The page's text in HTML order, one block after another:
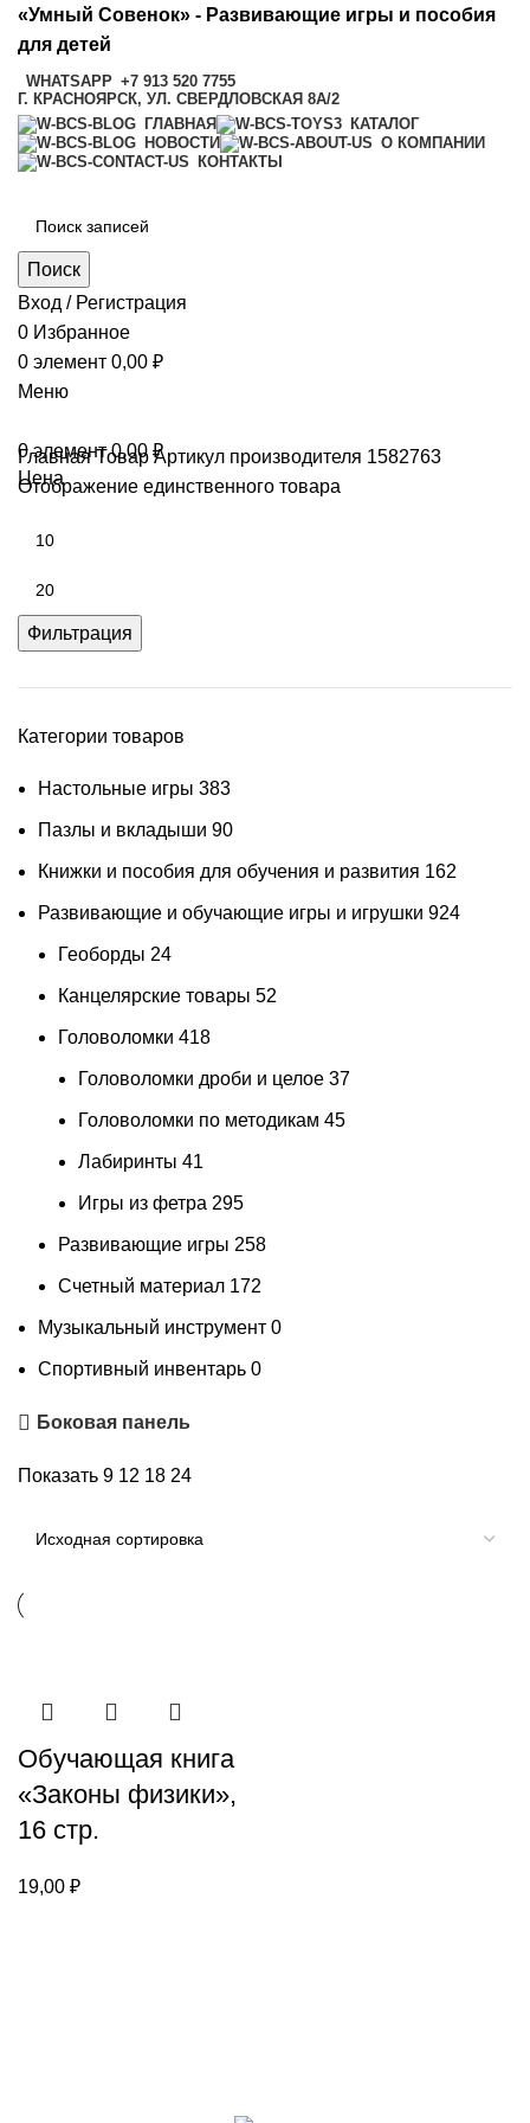
«Умный Совенок» - Развивающие игры и пособия
для детей
WHATSAPP +7 913 520 7755
Г. КРАСНОЯРСК, УЛ. СВЕРДЛОВСКАЯ 8А/2
ГЛАВНАЯ
КАТАЛОГ
НОВОСТИ
О КОМПАНИИ
КОНТАКТЫ
Поиск
Вход / Регистрация
0 Избранное
0 элемент 0,00 ₽
Меню
0элемент 0,00 ₽
ГлавнаяТовар Артикул производителя 1582763
Отображение единственного товара
Цена
Фильтрация
Категории товаров
Настольные игры 383
Пазлы и вкладыши 90
Книжки и пособия для обучения и развития 162
Развивающие и обучающие игры и игрушки 924
Геоборды 24
Канцелярские товары 52
Головоломки 418
Головоломки дроби и целое 37
Головоломки по методикам 45
Лабиринты 41
Игры из фетра 295
Развивающие игры 258
Счетный материал 172
Музыкальный инструмент 0
Спортивный инвентарь 0
Боковая панель
Показать 9 12 18 24
Обучающая книга
«Законы физики»,
16 стр.
19,00 ₽